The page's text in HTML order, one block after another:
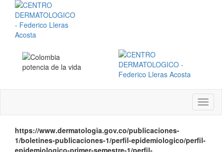
Menú
https://www.dermatologia.gov.co/publicaciones-
1/boletines-publicaciones-1/perfil-epidemiologico/perfil-
epidemiologico-primer-semestre-1/perfil-